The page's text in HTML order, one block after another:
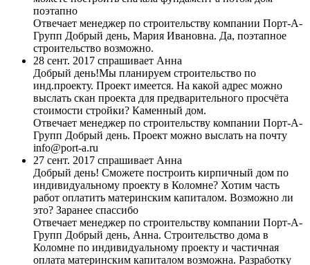
поэтапно
Отвечает менеджер по строительству компании Порт-А-
Групп Добрый день, Мария Ивановна. Да, поэтапное
строительство возможно.
28 сент. 2017 спрашивает Анна
Добрый день!Мы планируем строительство по
инд.проекту. Проект имеется. На какой адрес можно
выслать скан проекта для предварительного просчёта
стоимости стройки? Каменный дом.
Отвечает менеджер по строительству компании Порт-А-
Групп Добрый день. Проект можно выслать на почту
info@port-a.ru
27 сент. 2017 спрашивает Анна
Добрый день! Сможете построить кирпичный дом по
индивидуальному проекту в Коломне? Хотим часть
работ оплатить материнским капиталом. Возможно ли
это? Заранее спассибо
Отвечает менеджер по строительству компании Порт-А-
Групп Добрый день, Анна. Строительство дома в
Коломне по индивидуальному проекту и частичная
оплата материнским капиталом возможна. Разработку